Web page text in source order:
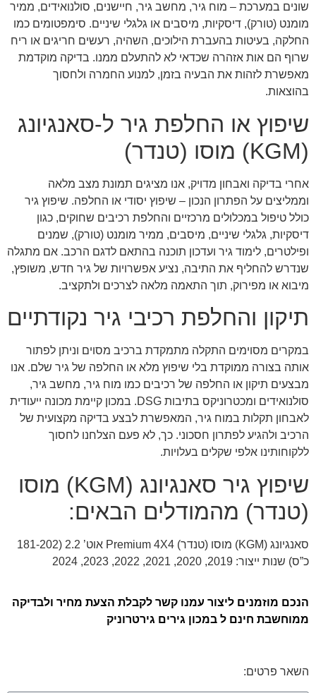
שונים במערכת – מוח גיר, מחשב גיר, חיישנים, סולנואידים, ממיר
מומנט (טורק), דיסקיות, מיסבים או גלגלי שיניים. סימפטומים כמו
החלקה, בעיטות בהעברת הילוכים, השהיה, רעשים חריגים או ריח
שרוף הם אות אזהרה שכדאי לא להתעלם ממנו. בדיקה מוקדמת
מאפשרת לזהות את הבעיה בזמן, למנוע החמרה ולחסוך
בהוצאות.
שיפוץ או החלפת גיר ל-סאנגיונג
אחרי בדיקה ואבחון מדויק, אנו מציגים תמונת מצב מלאה
וממליצים על הפתרון הנכון – שיפוץ יסודי או החלפה. שיפוץ גיר
כולל טיפול במכלולים מרכזיים והחלפת רכיבים שחוקים, כגון
דיסקיות, גלגלי שיניים, מיסבים, ממיר מומנט (טורק), שמנים
ופילטרים, לימוד גיר ועדכון תוכנה בהתאם לדגם הרכב. אם מתגלה
שנדרש להחליף את התיבה, נציע אפשרויות של גיר חדש, משופץ,
מיבוא או מפירוק, תוך התאמה מלאה לצרכים ולתקציב.
תיקון והחלפת רכיבי גיר נקודתיים
במקרים מסוימים התקלה מתמקדת ברכיב מסוים וניתן לפתור
אותה בצורה ממוקדת בלי שיפוץ מלא או החלפה של גיר שלם. אנו
מבצעים תיקון או החלפה של רכיבים כמו מוח גיר, מחשב גיר,
סולנואידים ומכטרוניקס בתיבות DSG. במכון קיימת מכונה ייעודית
לאבחון תקלות במוח גיר, המאפשרת לבצע בדיקה מקצועית של
הרכיב ולהגיע לפתרון חסכוני. כך, לא פעם הצלחנו לחסוך
ללקוחותינו אלפי שקלים בעלויות.
שיפוץ גיר סאנגיונג (KGM) מוסו
(טנדר) מהמודלים הבאים:
סאנגיונג (KGM) מוסו (טנדר) Premium 4X4 אוט’ 2.2 (181-202
כ”ס) שנות ייצור: 2019, 2020, 2021, 2022, 2023, 2024
הנכם מוזמנים ליצור עמנו קשר לקבלת הצעת מחיר ולבדיקה
ממוחשבת חינם ל במכון גירים גירטרוניק
השאר פרטים: